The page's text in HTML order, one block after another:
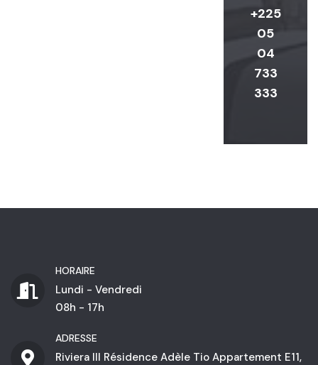
+225
05
04
733
333
HORAIRE
Lundi - Vendredi
08h - 17h
ADRESSE
Riviera III Résidence Adèle Tio Appartement E11,